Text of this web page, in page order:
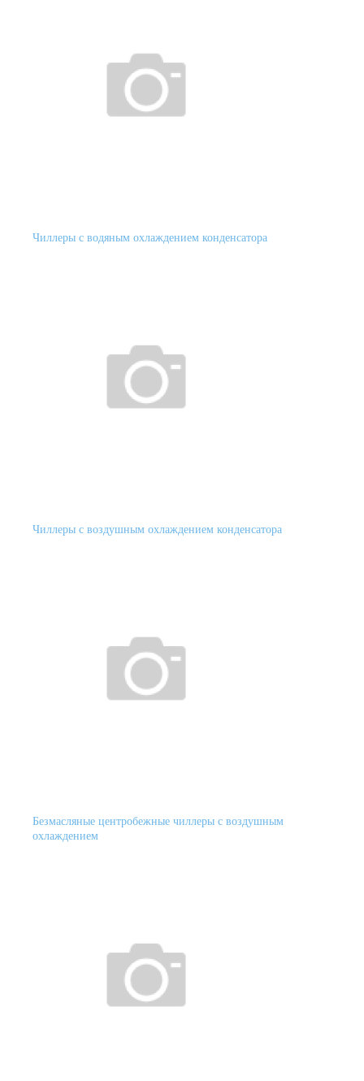
Чиллеры с водяным охлаждением конденсатора
Чиллеры с воздушным охлаждением конденсатора
Безмасляные центробежные чиллеры с воздушным
охлаждением